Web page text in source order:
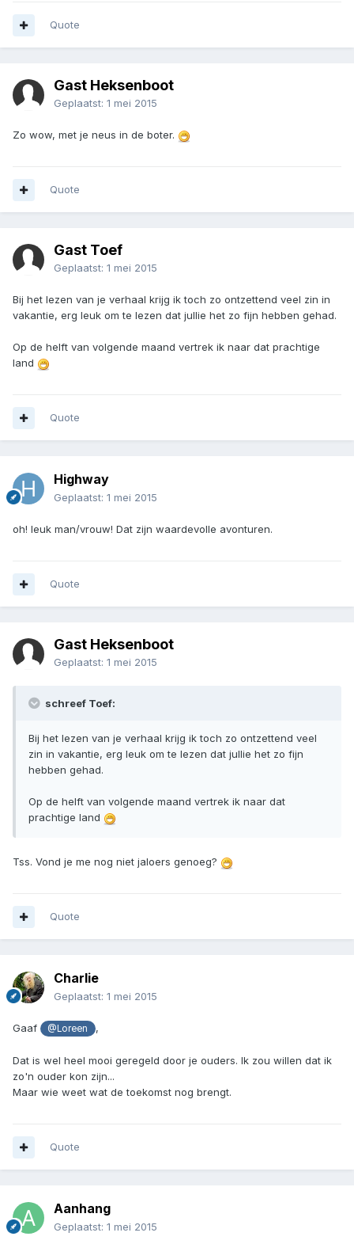
Quote
Gast Heksenboot
Geplaatst: 1 mei 2015
Zo wow, met je neus in de boter.
Quote
Gast Toef
Geplaatst: 1 mei 2015
Bij het lezen van je verhaal krijg ik toch zo ontzettend veel zin in
vakantie, erg leuk om te lezen dat jullie het zo fijn hebben gehad.
Op de helft van volgende maand vertrek ik naar dat prachtige
land
Quote
Highway
Geplaatst: 1 mei 2015
oh! leuk man/vrouw! Dat zijn waardevolle avonturen.
Quote
Gast Heksenboot
Geplaatst: 1 mei 2015
schreef Toef:
Bij het lezen van je verhaal krijg ik toch zo ontzettend veel
zin in vakantie, erg leuk om te lezen dat jullie het zo fijn
hebben gehad.
Op de helft van volgende maand vertrek ik naar dat
prachtige land
Tss. Vond je me nog niet jaloers genoeg?
Quote
Charlie
Geplaatst: 1 mei 2015
Gaaf @Loreen ,
Dat is wel heel mooi geregeld door je ouders. Ik zou willen dat ik
zo'n ouder kon zijn...
Maar wie weet wat de toekomst nog brengt.
Quote
Aanhang
Geplaatst: 1 mei 2015